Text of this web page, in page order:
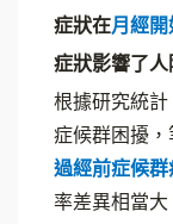
症狀在月經
症狀影響了
根據研究統計
症候群困擾，
過經前症候群
率差異相當